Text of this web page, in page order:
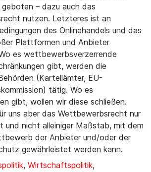
– dazu auch das
nutzen. Letzteres ist an
des Onlinehandels und das
Plattformen und Anbieter
es wettbewerbsverzerrende
gibt, werden die
(Kartellämter, EU-
tätig. Wo es
gibt, wollen wir diese schließen.
uns aber das Wettbewerbsrecht nur
und nicht alleiniger Maßstab, mit dem
der Anbieter und/oder der
gewährleistet werden kann.
, Wirtschaftspolitik,